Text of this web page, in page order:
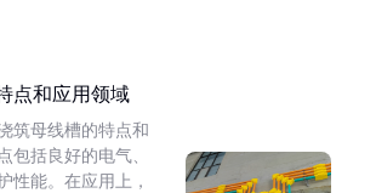
点和应用领域
筑母线槽的特点和
包括良好的电气、
性能。在应用上，